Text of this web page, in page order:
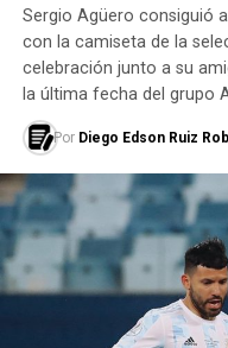
Sergio Agüero consiguió
con la camiseta de la
celebración junto a su
la última fecha del grupo
Por Diego Edson Ruiz